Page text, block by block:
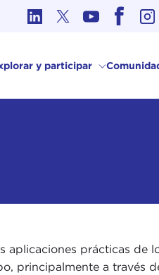
y participar
aplicaciones prácticas
principalmente a través